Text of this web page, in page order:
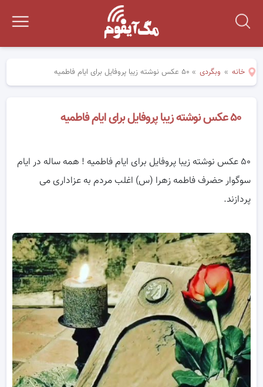
خانه » وبگردی » ۵۰ عکس نوشته زیبا پروفایل برای ایام فاطمیه
۵۰ عکس نوشته زیبا پروفایل برای ایام فاطمیه
۵۰ عکس نوشته زیبا پروفایل برای ایام فاطمیه ! همه ساله در ایام
سوگوار حضرف فاطمه زهرا (س) اغلب مردم به عزاداری می
پردازند.